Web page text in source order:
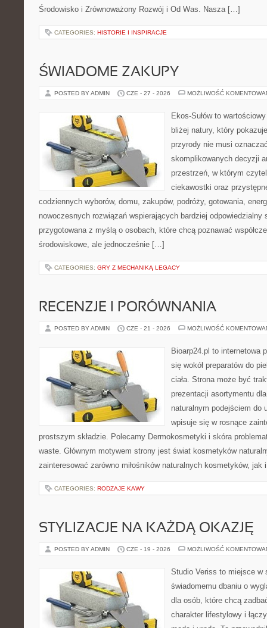
Środowisko i Zrównoważony Rozwój i Od Was. Nasza […]
CATEGORIES: HISTORIE I INSPIRACJE
ŚWIADOME ZAKUPY
POSTED BY ADMIN CZE - 27 - 2026 MOŻLIWOŚĆ
Ekos-Sułów to
bliżej natury, który
przyrody nie musi
skomplikowanych decyzji
przestrzeń, w którym
ciekawostki oraz
codziennych wyborów, domu, zakupów, podróży, gotowania,
nowoczesnych rozwiązań wspierających bardziej odpowiedzialny
przygotowana z myślą o osobach, które chcą poznawać
środowiskowe, ale jednocześnie […]
CATEGORIES: GRY Z MECHANIKĄ LEGACY
RECENZJE I PORÓWNANIA
POSTED BY ADMIN CZE - 21 - 2026 MOŻLIWOŚĆ
Bioarp24.pl to internetowa
się wokół preparatów do
ciała. Strona może być
prezentacji asortymentu
naturalnym podejściem do
wpisuje się w rosnące
prostszym składzie. Polecamy Dermokosmetyki i skóra
waste. Głównym motywem strony jest świat kosmetyków
zainteresować zarówno miłośników naturalnych kosmetyków,
CATEGORIES: RODZAJE KAWY
STYLIZACJE NA KAŻDĄ OKAZJĘ
POSTED BY ADMIN CZE - 19 - 2026 MOŻLIWOŚĆ
Studio Veriss to miejsce w
świadomemu dbaniu o
dla osób, które chcą
charakter lifestylowy i